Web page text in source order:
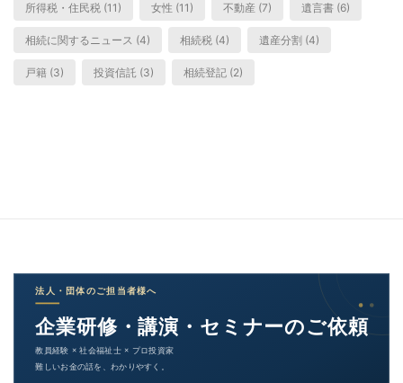
所得税・住民税 (11) 女性 (11) 不動産 (7) 遺言書 (6)
相続に関するニュース (4) 相続税 (4) 遺産分割 (4)
戸籍 (3) 投資信託 (3) 相続登記 (2)